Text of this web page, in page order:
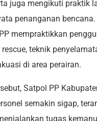
juga mengikuti praktik
penanganan
mempraktikkan
teknik
di area perairan.
Satpol PP
semakin sigap,
tugas